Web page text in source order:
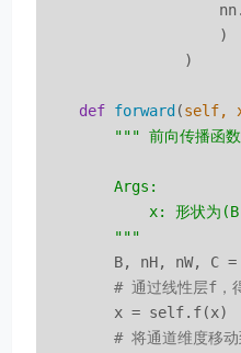
                    )
                )
def forward (self,
""" 前向传播函数
        Args:
x: 形状为
        """
B, nH, nW, C =
# 通过线性层f，
        x = self.f(x)
# 将通道维度移动